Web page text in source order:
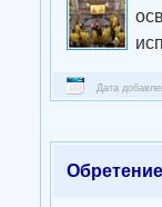
Дата